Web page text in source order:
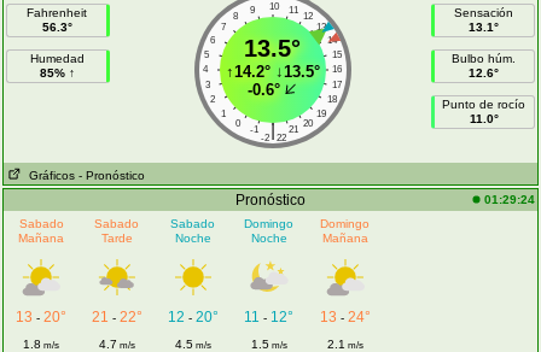
Fahrenheit
56.3°
Humedad
85% ↑
10
9 11
8
12
7
13
6
14
5
15
4
16
3
17
2
18
1
19
0
20
-1 21
|
-2 22
13.5°
↑14.2°↓13.5°
-0.6°
Sensación
13.1°
Bulbo húm.
12.6°
Punto de rocío
11.0°
Gráficos - Pronóstico
Pronóstico
01:29:24
Sabado
Mañana
Sabado
Tarde
Sabado
Noche
Domingo
Noche
Domingo
Mañana
13 -20° 21 - 22° 12 - 20° 11 - 12° 13 - 24°
1.8 m/s 4.7 m/s 4.5m/s 1.5m/s 2.1 m/s